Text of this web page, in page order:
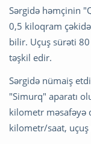
Sərgidə həmçinin
0,5 kiloqram çəkidə
bilir. Uçuş sürəti
təşkil edir.
Sərgidə nümaiş
"Simurq" aparatı
kilometr məsafəyə
kilometr/saat,